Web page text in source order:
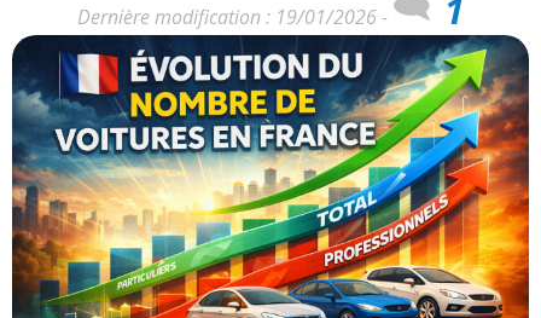
Dernière modification : 19/01/2026 - 1